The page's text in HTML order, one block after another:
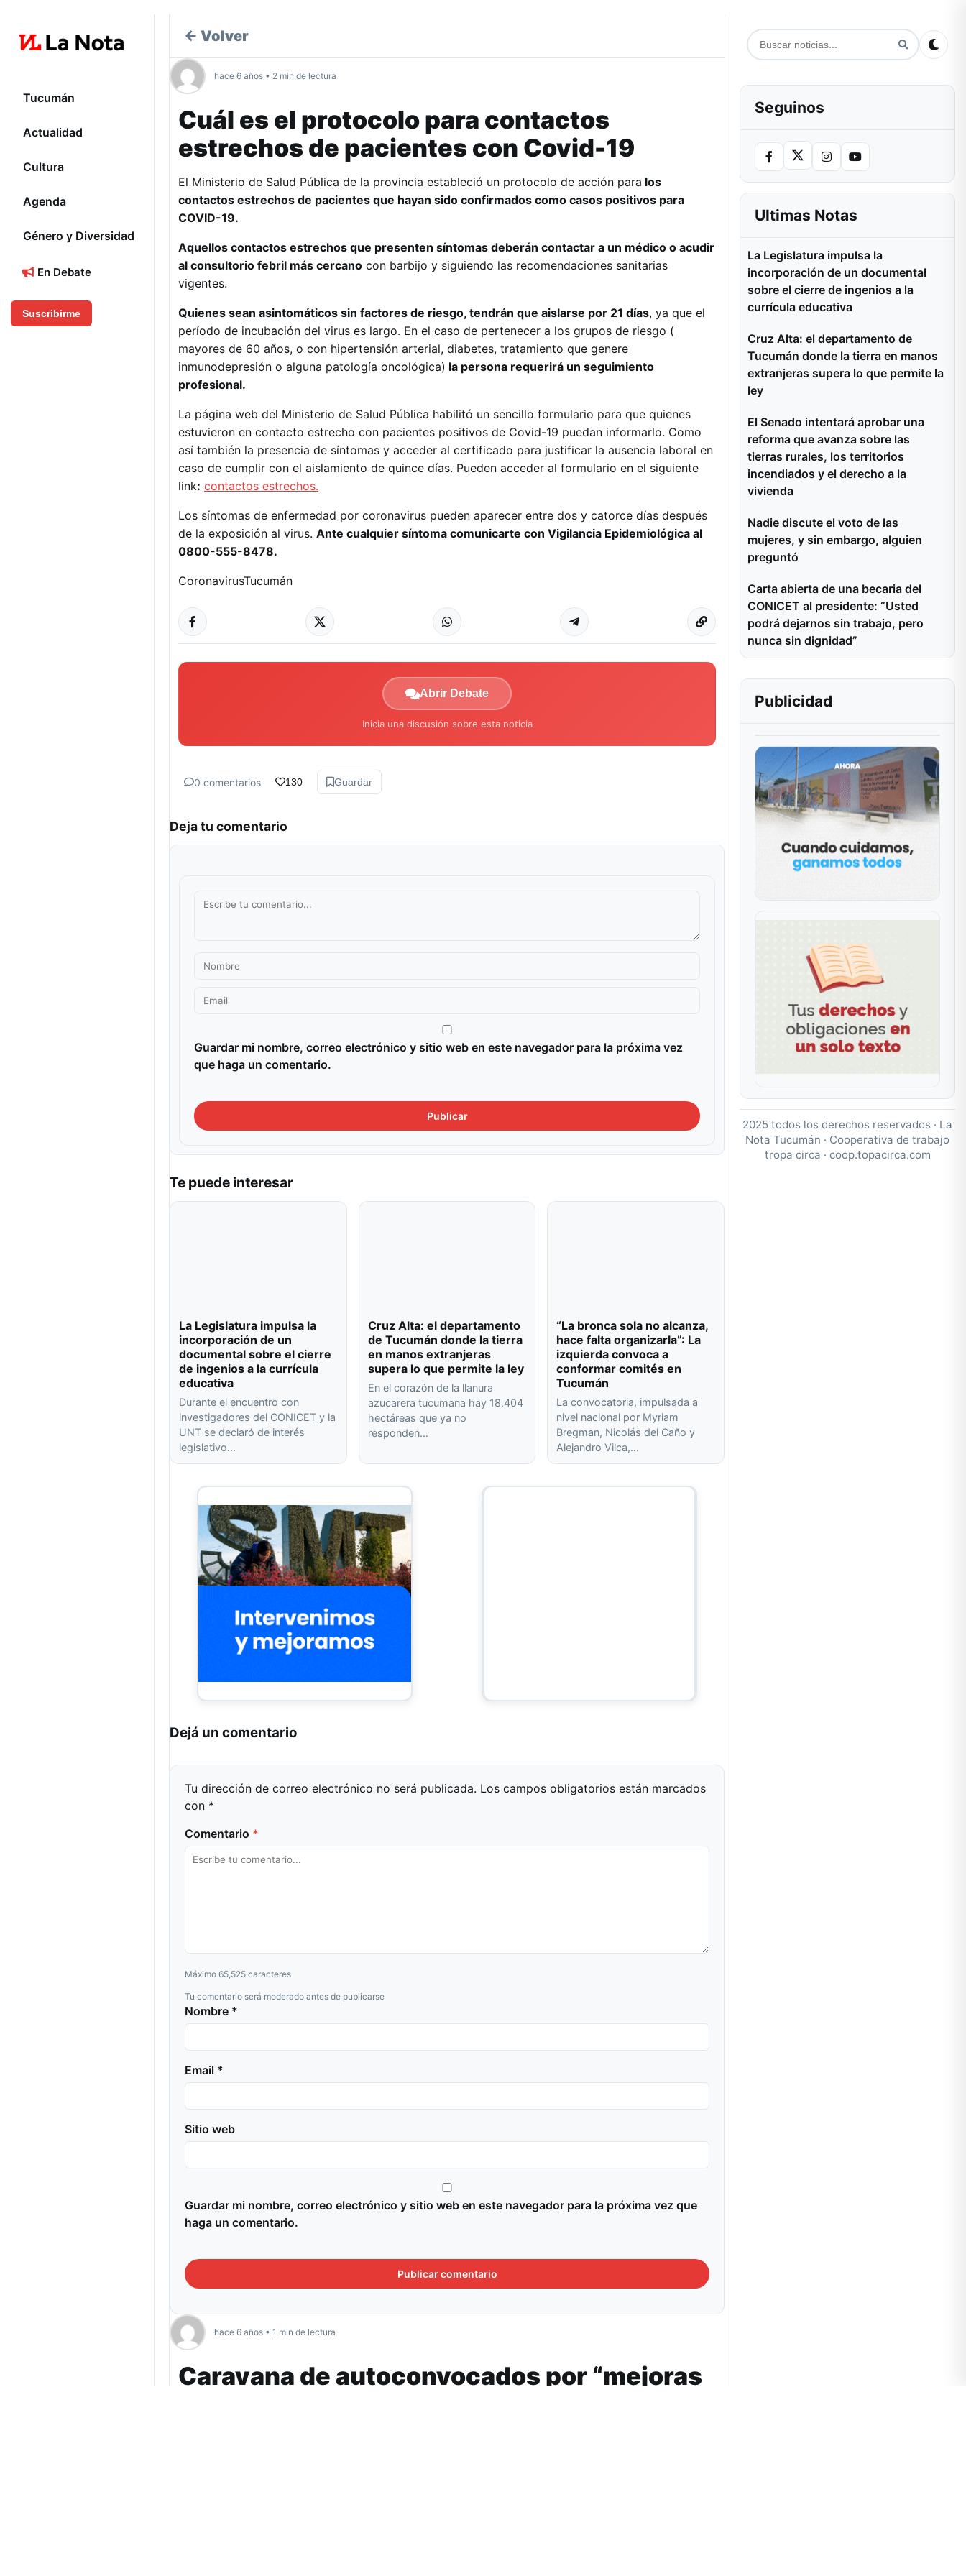
Tucumán
Actualidad
Cultura
Agenda
Género y Diversidad
En Debate
Suscribirme
← Volver
hace 6 años • 2 min de lectura
Cuál es el protocolo para contactos
estrechos de pacientes con Covid-19
El Ministerio de Salud Pública de la provincia estableció un protocolo de acción para los
contactos estrechos de pacientes que hayan sido confirmados como casos positivos para
COVID-19.
Aquellos contactos estrechos que presenten síntomas deberán contactar a un médico o acudir
al consultorio febril más cercano con barbijo y siguiendo las recomendaciones sanitarias
vigentes.
Quienes sean asintomáticos sin factores de riesgo, tendrán que aislarse por 21 días, ya que el
período de incubación del virus es largo. En el caso de pertenecer a los grupos de riesgo (
mayores de 60 años, o con hipertensión arterial, diabetes, tratamiento que genere
inmunodepresión o alguna patología oncológica) la persona requerirá un seguimiento
profesional.
La página web del Ministerio de Salud Pública habilitó un sencillo formulario para que quienes
estuvieron en contacto estrecho con pacientes positivos de Covid-19 puedan informarlo. Como
así también la presencia de síntomas y acceder al certificado para justificar la ausencia laboral en
caso de cumplir con el aislamiento de quince días. Pueden acceder al formulario en el siguiente
link: contactos estrechos.
Los síntomas de enfermedad por coronavirus pueden aparecer entre dos y catorce días después
de la exposición al virus. Ante cualquier síntoma comunicarte con Vigilancia Epidemiológica al
0800-555-8478.
CoronavirusTucumán
Abrir Debate
Inicia una discusión sobre esta noticia
0 comentarios 130 Guardar
Deja tu comentario
Guardar mi nombre, correo electrónico y sitio web en este navegador para la próxima vez
que haga un comentario.
Te puede interesar
La Legislatura impulsa la
incorporación de un
documental sobre el cierre
de ingenios a la currícula
educativa
Durante el encuentro con
investigadores del CONICET y la
UNT se declaró de interés
legislativo…
Cruz Alta: el departamento
de Tucumán donde la tierra
en manos extranjeras
supera lo que permite la ley
En el corazón de la llanura
azucarera tucumana hay 18.404
hectáreas que ya no
responden…
“La bronca sola no alcanza,
hace falta organizarla”: La
izquierda convoca a
conformar comités en
Tucumán
La convocatoria, impulsada a
nivel nacional por Myriam
Bregman, Nicolás del Caño y
Alejandro Vilca,…
Dejá un comentario
Tu dirección de correo electrónico no será publicada. Los campos obligatorios están marcados
con *
Comentario *
Máximo 65,525 caracteres
Tu comentario será moderado antes de publicarse
Nombre *
Email *
Sitio web
Guardar mi nombre, correo electrónico y sitio web en este navegador para la próxima vez que
haga un comentario.
hace 6 años • 1 min de lectura
Caravana de autoconvocados por “mejoras
Seguinos
Ultimas Notas
La Legislatura impulsa la
incorporación de un documental
sobre el cierre de ingenios a la
currícula educativa
Cruz Alta: el departamento de
Tucumán donde la tierra en manos
extranjeras supera lo que permite la
ley
El Senado intentará aprobar una
reforma que avanza sobre las
tierras rurales, los territorios
incendiados y el derecho a la
vivienda
Nadie discute el voto de las
mujeres, y sin embargo, alguien
preguntó
Carta abierta de una becaria del
CONICET al presidente: “Usted
podrá dejarnos sin trabajo, pero
nunca sin dignidad”
Publicidad
2025 todos los derechos reservados · La
Nota Tucumán · Cooperativa de trabajo
tropa circa · coop.topacirca.com